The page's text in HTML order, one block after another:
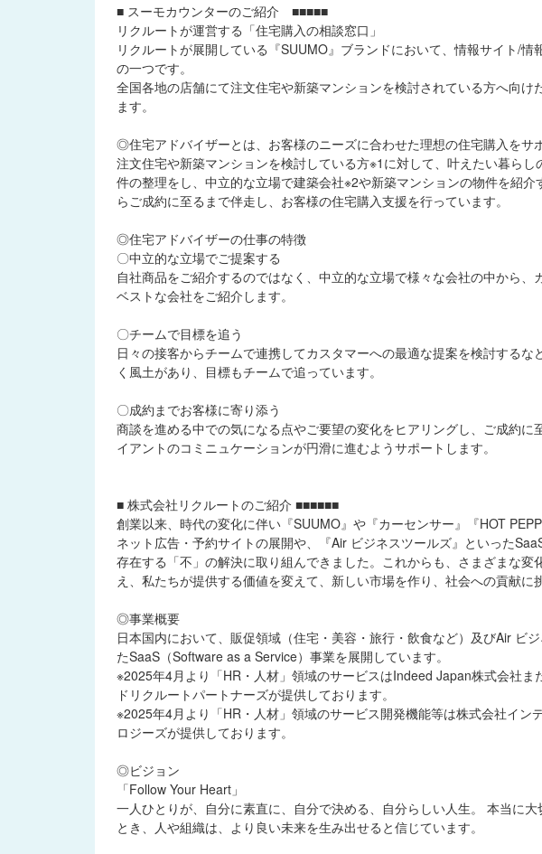
■ スーモカウンターのご紹介 ■■■■■
リクルートが運営する「住宅購入の相談窓口」
リクルートが展開している『SUUMO』ブランドにおいて、情報サイト/情
の一つです。
全国各地の店舗にて注文住宅や新築マンションを検討されている方へ向け
ます。
◎住宅アドバイザーとは、お客様のニーズに合わせた理想の住宅購入をサ
注文住宅や新築マンションを検討している方※1に対して、叶えたい暮らし
件の整理をし、中立的な立場で建築会社※2や新築マンションの物件を紹介
らご成約に至るまで伴走し、お客様の住宅購入支援を行っています。
◎住宅アドバイザーの仕事の特徴
〇中立的な立場でご提案する
自社商品をご紹介するのではなく、中立的な立場で様々な会社の中から、
ベストな会社をご紹介します。
〇チームで目標を追う
日々の接客からチームで連携してカスタマーへの最適な提案を検討するな
く風土があり、目標もチームで追っています。
〇成約までお客様に寄り添う
商談を進める中での気になる点やご要望の変化をヒアリングし、ご成約に
イアントのコミニュケーションが円滑に進むようサポートします。
■ 株式会社リクルートのご紹介 ■■■■■■
創業以来、時代の変化に伴い『SUUMO』や『カーセンサー』『HOT
ネット広告・予約サイトの展開や、『Air ビジネスツールズ』といった
存在する「不」の解決に取り組んできました。これからも、さまざまな変
え、私たちが提供する価値を変えて、新しい市場を作り、社会への貢献に
◎事業概要
日本国内において、販促領域（住宅・美容・旅行・飲食など）及びAir ビ
たSaaS（Software as a Service）事業を展開しています。
※2025年4月より「HR・人材」領域のサービスはIndeed Japan株式会社ま
ドリクルートパートナーズが提供しております。
※2025年4月より「HR・人材」領域のサービス開発機能等は株式会社イン
ロジーズが提供しております。
◎ビジョン
「Follow Your Heart」
一人ひとりが、自分に素直に、自分で決める、自分らしい人生。 本当に
とき、人や組織は、より良い未来を生み出せると信じています。